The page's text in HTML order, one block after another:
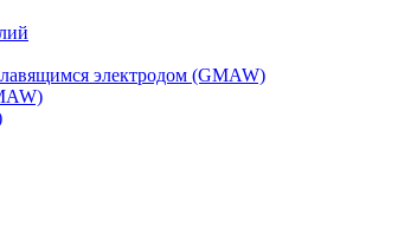
электродом (GMAW)